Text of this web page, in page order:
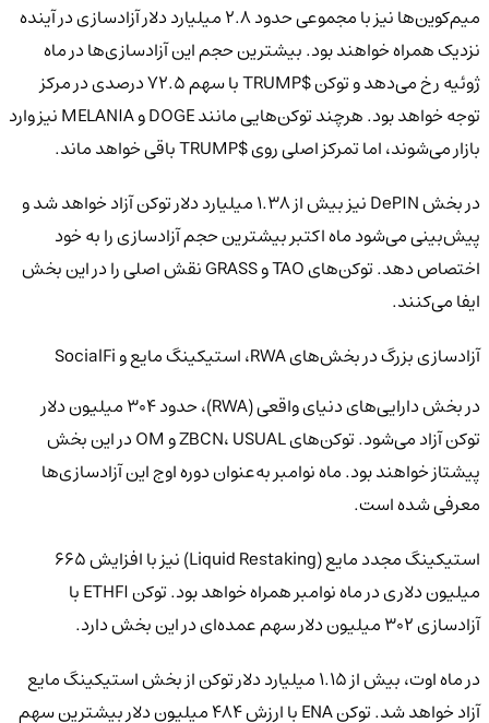
میم‌کوین‌ها نیز با مجموعی حدود ۲.۸ میلیارد دلار آزادسازی در آینده
نزدیک همراه خواهند بود. بیشترین حجم این آزادسازی‌ها در ماه
ژوئیه رخ می‌دهد و توکن $TRUMP با سهم ۷۲.۵ درصدی در مرکز
توجه خواهد بود. هرچند توکن‌هایی مانند DOGE و MELANIA نیز وارد
بازار می‌شوند، اما تمرکز اصلی روی $TRUMP باقی خواهد ماند.
در بخش DePIN نیز بیش از ۱.۳۸ میلیارد دلار توکن آزاد خواهد شد و
پیش‌بینی می‌شود ماه اکتبر بیشترین حجم آزادسازی را به خود
اختصاص دهد. توکن‌های TAO و GRASS نقش اصلی را در این بخش
ایفا می‌کنند.
آزادسازی بزرگ در بخش‌های RWA، استیکینگ مایع و SocialFi
در بخش دارایی‌های دنیای واقعی (RWA)، حدود ۳۰۴ میلیون دلار
توکن آزاد می‌شود. توکن‌های ZBCN، USUAL و OM در این بخش
پیشتاز خواهند بود. ماه نوامبر به‌عنوان دوره اوج این آزادسازی‌ها
معرفی شده است.
استیکینگ مجدد مایع (Liquid Restaking) نیز با افزایش ۶۶۵
میلیون دلاری در ماه نوامبر همراه خواهد بود. توکن ETHFI با
آزادسازی ۳۰۲ میلیون دلار سهم عمده‌ای در این بخش دارد.
در ماه اوت، بیش از ۱.۱۵ میلیارد دلار توکن از بخش استیکینگ مایع
آزاد خواهد شد. توکن ENA با ارزش ۴۸۴ میلیون دلار بیشترین سهم